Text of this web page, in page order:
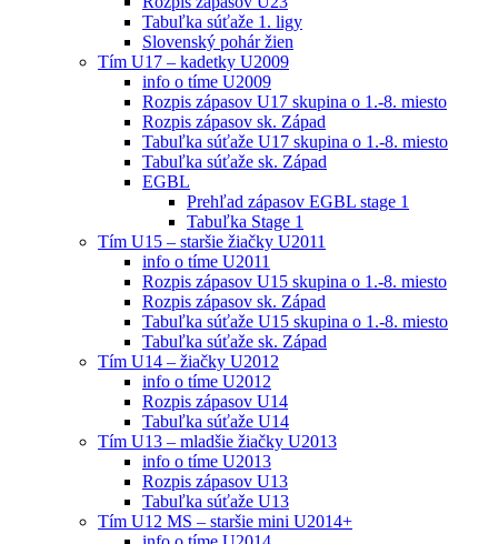
Tabuľka súťaže 1. ligy
Slovenský pohár žien
Tím U17 – kadetky U2009
info o tíme U2009
Rozpis zápasov U17 skupina o 1.-8. miesto
Rozpis zápasov sk. Západ
Tabuľka súťaže U17 skupina o 1.-8. miesto
Tabuľka súťaže sk. Západ
EGBL
Prehľad zápasov EGBL stage 1
Tabuľka Stage 1
Tím U15 – staršie žiačky U2011
info o tíme U2011
Rozpis zápasov U15 skupina o 1.-8. miesto
Rozpis zápasov sk. Západ
Tabuľka súťaže U15 skupina o 1.-8. miesto
Tabuľka súťaže sk. Západ
Tím U14 – žiačky U2012
info o tíme U2012
Rozpis zápasov U14
Tabuľka súťaže U14
Tím U13 – mladšie žiačky U2013
info o tíme U2013
Rozpis zápasov U13
Tabuľka súťaže U13
Tím U12 MS – staršie mini U2014+